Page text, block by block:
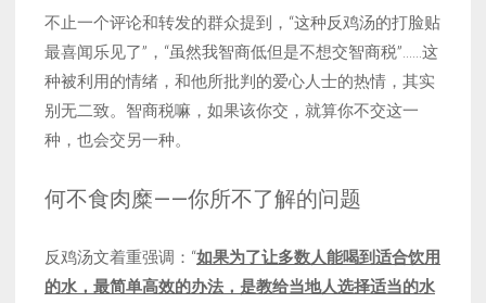
不止一个评论和转发的群众提到，“这种反鸡汤的打脸贴
最喜闻乐见了”，“虽然我智商低但是不想交智商税”……这
种被利用的情绪，和他所批判的爱心人士的热情，其实
别无二致。智商税嘛，如果该你交，就算你不交这一
种，也会交另一种。
何不食肉糜——你所不了解的问题
反鸡汤文着重强调：“如果为了让多数人能喝到适合饮用
的水，最简单高效的办法，是教给当地人选择适当的水